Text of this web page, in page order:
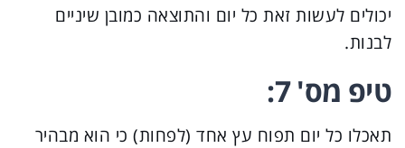
יכולים לעשות זאת כל יום והתוצאה כמובן שיניים
לבנות.
טיפ מס' 7:
תאכלו כל יום תפוח עץ אחד (לפחות) כי הוא מבהיר